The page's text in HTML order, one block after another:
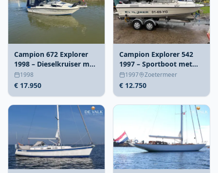
Campion 672 Explorer
1998 – Dieselkruiser met
boegschroef
1998
€ 17.950
Campion Explorer 542
1997 – Sportboot met
Suzuki 140pk
1997 Zoetermeer
€ 12.750